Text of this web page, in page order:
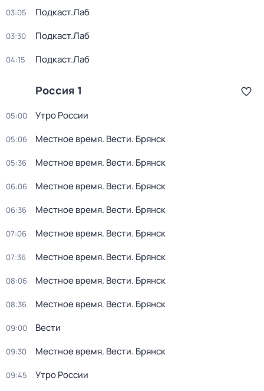
03:05 Подкаст.Лаб
03:30 Подкаст.Лаб
04:15 Подкаст.Лаб
Россия 1
05:00 Утро России
05:06 Местное время. Вести. Брянск
05:36 Местное время. Вести. Брянск
06:06 Местное время. Вести. Брянск
06:36 Местное время. Вести. Брянск
07:06 Местное время. Вести. Брянск
07:36 Местное время. Вести. Брянск
08:06 Местное время. Вести. Брянск
08:36 Местное время. Вести. Брянск
09:00 Вести
09:30 Местное время. Вести. Брянск
09:45 Утро России